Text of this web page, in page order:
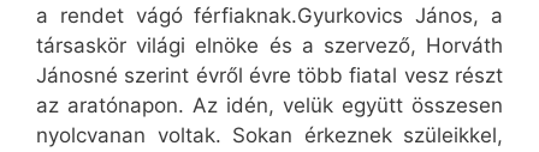
a rendet vágó férfiaknak.Gyurkovics János, a
társaskör világi elnöke és a szervező, Horváth
Jánosné szerint évről évre több fiatal vesz részt
az aratónapon. Az idén, velük együtt összesen
nyolcvanan voltak. Sokan érkeznek szüleikkel,